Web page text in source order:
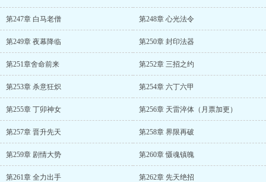
第247章 白马老僧 第248章 心光法令
第249章 夜幕降临 第250章 封印法器
第251章舍命前来 第252章 三招之约
第253章 杀意狂炽 第254章 六丁六甲
第255章 丁卯神女 第256章 天雷淬体（月票加更）
第257章 晋升先天 第258章 界限再破
第259章 剧情大势 第260章 慑魂镇魄
第261章 全力出手 第262章 先天绝招